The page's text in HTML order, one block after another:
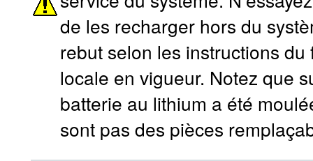
de les recharger hors du
rebut selon les instructions
locale en vigueur. Notez que
batterie au lithium a été
sont pas des pièces